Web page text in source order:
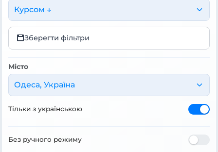
Курсом ↓
Зберегти фільтри
Місто
Одеса, Україна
Тільки з українською
Без ручного режиму